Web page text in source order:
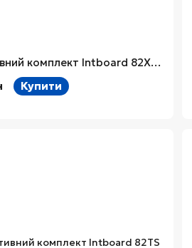
Інтерактивний комплект Intboard 82X (Тип 1)
Купити